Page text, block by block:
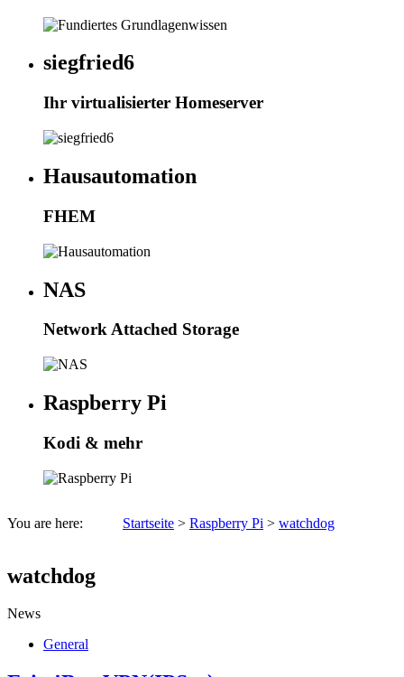
siegfried6
Ihr virtualisierter Homeserver
Hausautomation
FHEM
NAS
Network Attached Storage
Raspberry Pi
Kodi & mehr
You are here: Startseite > Raspberry Pi > watchdog
watchdog
News
General